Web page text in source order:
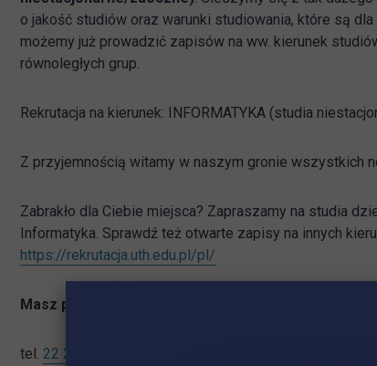
o jakość studiów oraz warunki studiowania, które są
możemy już prowadzić zapisów na ww. kierunek
równoległych grup.
Rekrutacja na kierunek: INFORMATYKA (studia
Z przyjemnością witamy w naszym gronie wszystkich
Zabrakło dla Ciebie miejsca? Zapraszamy na studia
Informatyka. Sprawdź też otwarte zapisy na innych
https://rekrutacja.uth.edu.pl/pl/
Masz pytania? Zadzwoń, napisz!
tel. 22 262 88 89